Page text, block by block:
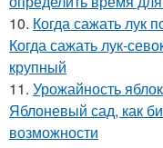
10. Когда сажать лук
Когда сажать лук-
крупный
11. Урожайность
Яблоневый сад, как
возможности